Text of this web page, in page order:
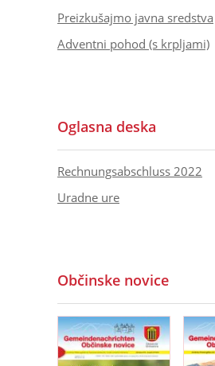
Preizkušajmo javna sredstva
Adventni pohod (s krpljami)
Oglasna deska
Rechnungsabschluss 2022
Uradne ure
Občinske novice